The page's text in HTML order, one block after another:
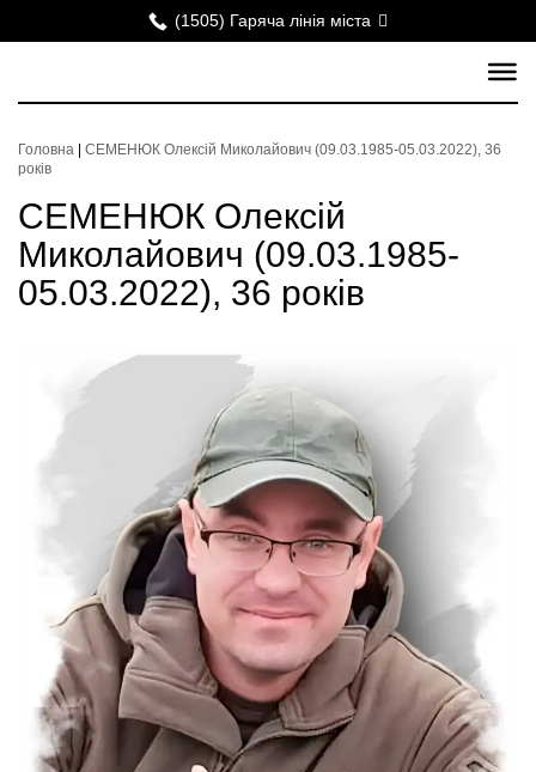
(1505) Гаряча лінія міста
Головна
СЕМЕНЮК Олексій Миколайович (09.03.1985-05.03.2022), 36
років
СЕМЕНЮК Олексій
Миколайович (09.03.1985-
05.03.2022), 36 років